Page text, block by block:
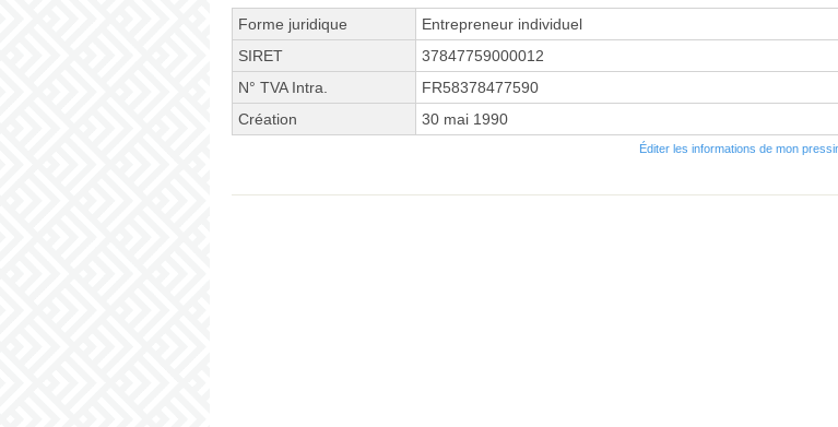
Forme juridique
Entrepreneur individuel
SIRET
37847759000012
N° TVA Intra.
FR58378477590
Création
30 mai 1990
Éditer les informations de mon